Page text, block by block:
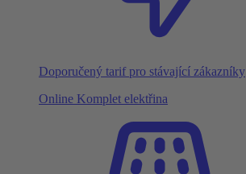
Doporučený tarif pro stávající zákazníky
Online Komplet elektřina